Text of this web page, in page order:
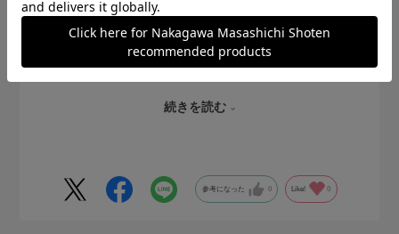
今まで他店の麻の服ってごわごわして、チクチクするしなに
が涼しいのかわからかったのですが、中川さんのこちらの服
他店のものは裏地がついてるものが多く、それがまたポリエ
中川さんのは基本裏地がないのも逆にいいんです！
ちょっとデザインがカジュアルなので、この素材でもう少し
続きを読む
参考になった 0 Like! 0